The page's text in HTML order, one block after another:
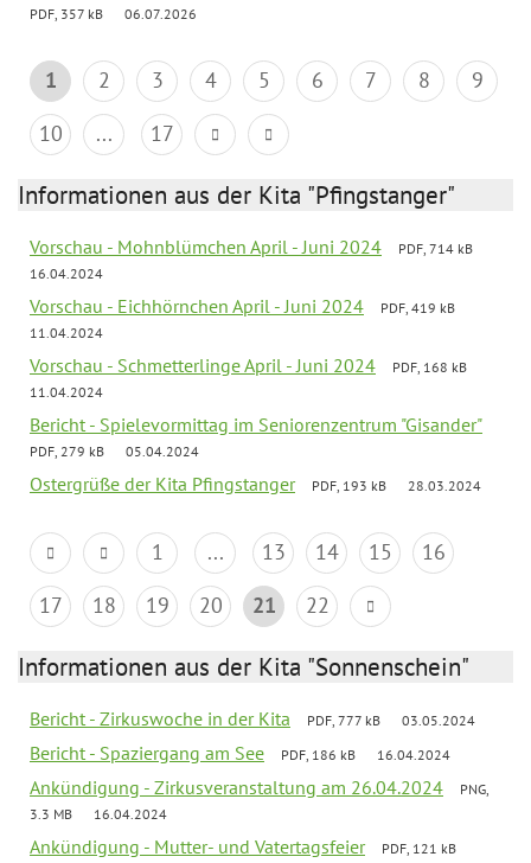
PDF, 357 kB 06.07.2026
1 2 3 4 5 6 7 8
9
10
... 17
Informationen aus der Kita "Pfingstanger"
Vorschau - Mohnblümchen April - Juni 2024
PDF, 714 kB
16.04.2024
Vorschau - Eichhörnchen April - Juni 2024
PDF, 419 kB
11.04.2024
Vorschau - Schmetterlinge April - Juni 2024
PDF, 168 kB
11.04.2024
Bericht - Spielevormittag im Seniorenzentrum "Gisander"
PDF, 279 kB 05.04.2024
Ostergrüße der Kita Pfingstanger PDF, 193 kB 28.03.2024
1 ... 13 14 15
16
17
18 19 20 21 22
Informationen aus der Kita "Sonnenschein"
Bericht - Zirkuswoche in der Kita PDF, 777 kB 03.05.2024
Bericht - Spaziergang am See PDF, 186 kB 16.04.2024
Ankündigung - Zirkusveranstaltung am 26.04.2024
PNG,
3.3 MB
16.04.2024
Ankündigung - Mutter- und Vatertagsfeier
PDF, 121 kB